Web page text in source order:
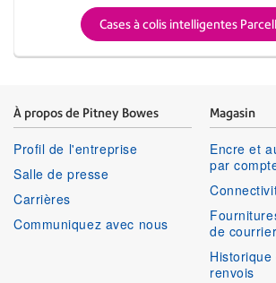
Cases à colis intelligentes
À propos de Pitney Bowes
Profil de l'entreprise
Salle de presse
Carrières
Communiquez avec nous
Magasin
Encre et
par
de courrier
renvois